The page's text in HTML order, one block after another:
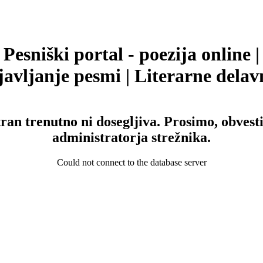
Pesniški portal - poezija online |
pesmi | Literarne
trenutno ni dosegljiva. Prosimo,
administratorja strežnika.
Could not connect to the database server